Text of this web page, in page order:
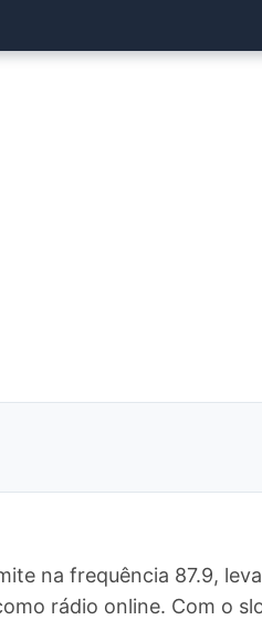
na frequência 87.9,
rádio online. Com o